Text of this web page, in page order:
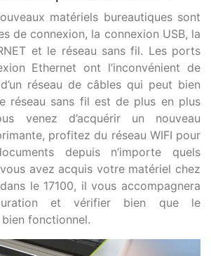
matériels bureautiques sont
de connexion, la connexion USB, la
et le réseau sans fil. Les ports
Ethernet ont l’inconvénient de
réseau de câbles qui peut bien
réseau sans fil est de plus en plus
venez d’acquérir un nouveau
profitez du réseau WIFI pour
depuis n’importe quels
avez acquis votre matériel chez
le 17100, il vous accompagnera
et vérifier bien que le
fonctionnel.